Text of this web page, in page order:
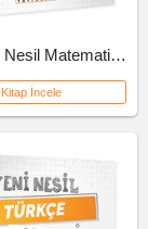
7. Sınıf Yeni Nesil Matematik Defteri
Kitap İncele